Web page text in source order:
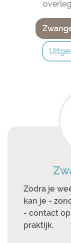
Zodra je
kan je -
- contact
praktijk.